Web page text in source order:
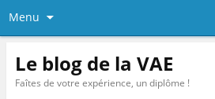
Menu
Le blog de la VAE
Faîtes de votre expérience, un diplôme !